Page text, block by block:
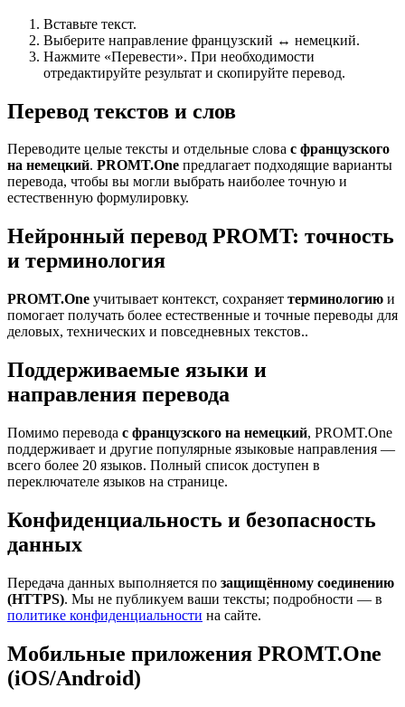
Вставьте текст.
Выберите направление французский ↔ немецкий.
Нажмите «Перевести». При необходимости
отредактируйте результат и скопируйте перевод.
Перевод текстов и слов
Переводите целые тексты и отдельные слова с французского
на немецкий. PROMT.One предлагает подходящие варианты
перевода, чтобы вы могли выбрать наиболее точную и
естественную формулировку.
Нейронный перевод PROMT: точность
и терминология
PROMT.One учитывает контекст, сохраняет терминологию и
помогает получать более естественные и точные переводы для
деловых, технических и повседневных текстов..
Поддерживаемые языки и
направления перевода
Помимо перевода с французского на немецкий, PROMT.One
поддерживает и другие популярные языковые направления —
всего более 20 языков. Полный список доступен в
переключателе языков на странице.
Конфиденциальность и безопасность
данных
Передача данных выполняется по защищённому соединению
(HTTPS). Мы не публикуем ваши тексты; подробности — в
политике конфиденциальности на сайте.
Мобильные приложения PROMT.One
(iOS/Android)